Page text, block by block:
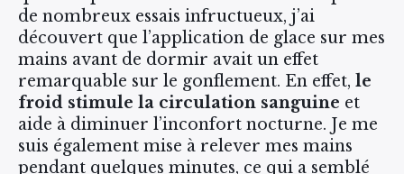
de nombreux essais infructueux, j’ai
découvert que l’application de glace sur mes
mains avant de dormir avait un effet
remarquable sur le gonflement. En effet, le
froid stimule la circulation sanguine et
aide à diminuer l’inconfort nocturne. Je me
suis également mise à relever mes mains
pendant quelques minutes, ce qui a semblé